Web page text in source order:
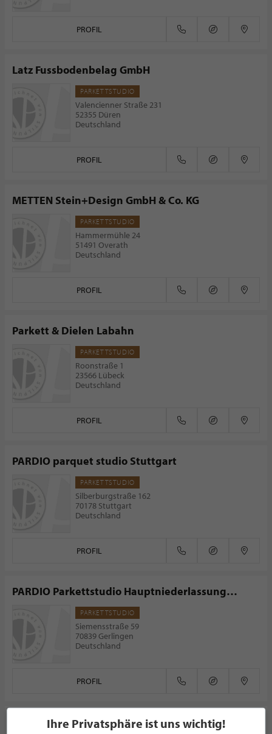
PROFIL
Latz Fussbodenbelag GmbH
PARKETTSTUDIO
Valencienner Straße 231
52355 Düren
Deutschland
PROFIL
METTEN Stein+Design GmbH & Co. KG
PARKETTSTUDIO
Hammermühle 24
51491 Overath
Deutschland
PROFIL
Parkett & Dielen Labahn
PARKETTSTUDIO
Roonstraße 1
23566 Lübeck
Deutschland
PROFIL
PARDIO parquet studio Stuttgart
PARKETTSTUDIO
Silberburgstraße 162
70178 Stuttgart
Deutschland
PROFIL
PARDIO Parkettstudio Hauptniederlassung
Gerlingen
PARKETTSTUDIO
Siemensstraße 59
70839 Gerlingen
Deutschland
PROFIL
Franzparkett Stuttgart - Parkett Franz GmbH
Ihre Privatsphäre ist uns wichtig!